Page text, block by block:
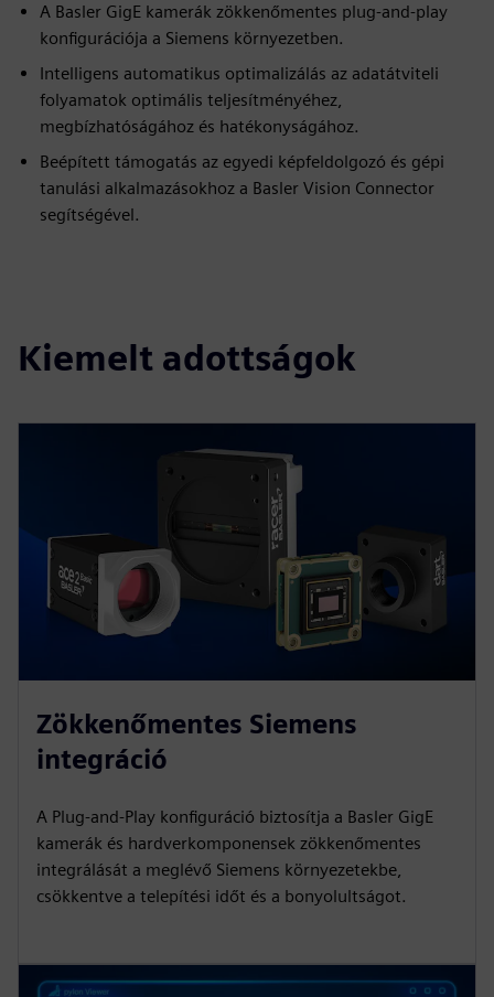
A Basler GigE kamerák zökkenőmentes plug-and-play
konfigurációja a Siemens környezetben.
Intelligens automatikus optimalizálás az adatátviteli
folyamatok optimális teljesítményéhez,
megbízhatóságához és hatékonyságához.
Beépített támogatás az egyedi képfeldolgozó és gépi
tanulási alkalmazásokhoz a Basler Vision Connector
segítségével.
Kiemelt adottságok
Zökkenőmentes Siemens
integráció
A Plug-and-Play konfiguráció biztosítja a Basler GigE
kamerák és hardverkomponensek zökkenőmentes
integrálását a meglévő Siemens környezetekbe,
csökkentve a telepítési időt és a bonyolultságot.